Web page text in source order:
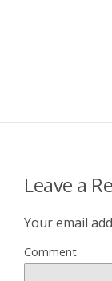
Leave a
Your email
Comment